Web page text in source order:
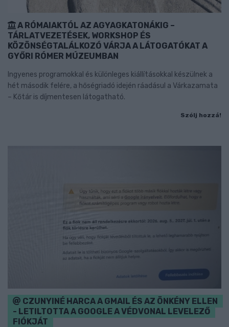
A RÓMAIAKTÓL AZ AGYAGKATONÁKIG –
TÁRLATVEZETÉSEK, WORKSHOP ÉS
KÖZÖNSÉGTALÁLKOZÓ VÁRJA A LÁTOGATÓKAT A
GYŐRI RÓMER MÚZEUMBAN
Ingyenes programokkal és különleges kiállításokkal készülnek a
hét második felére, a hőségriadó idején ráadásul a Várkazamata
– Kőtár is díjmentesen látogatható.
Szólj hozzá!
CZUNYINÉ HARCA A GMAIL ÉS AZ ÖNKÉNY ELLEN
- LETILTOTTA A GOOGLE A VÉDVONAL LEVELEZŐ
FIÓKJÁT